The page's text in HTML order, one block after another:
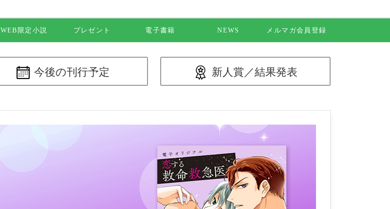
WEB限定小説 プレゼント 電子書籍 NEWS メルマガ会員登録
今後の刊行予定 新人賞／結果発表